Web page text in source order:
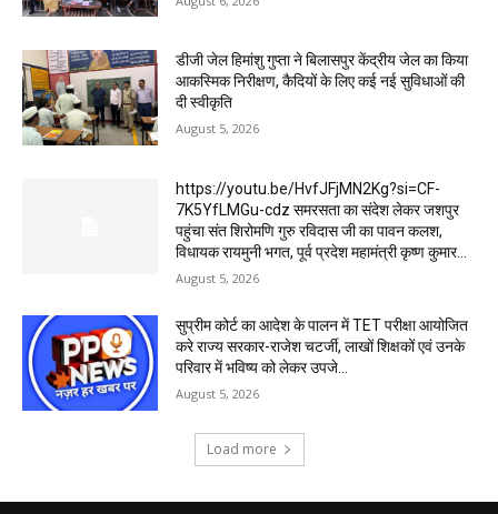
डीजी जेल हिमांशु गुप्ता ने बिलासपुर केंद्रीय जेल का किया
आकस्मिक निरीक्षण, कैदियों के लिए कई नई सुविधाओं की
दी स्वीकृति
August 5, 2026
https://youtu.be/HvfJFjMN2Kg?si=CF-
7K5YfLMGu-cdz समरसता का संदेश लेकर जशपुर
पहुंचा संत शिरोमणि गुरु रविदास जी का पावन कलश,
विधायक रायमुनी भगत, पूर्व प्रदेश महामंत्री कृष्ण कुमार...
August 5, 2026
सुप्रीम कोर्ट का आदेश के पालन में TET परीक्षा आयोजित
करे राज्य सरकार-राजेश चटर्जी, लाखों शिक्षकों एवं उनके
परिवार में भविष्य को लेकर उपजे...
August 5, 2026
Load more